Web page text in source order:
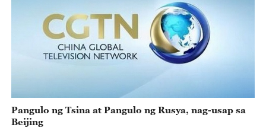
Pangulo ng Tsina at Pangulo ng Rusya, nag-usap sa
Beijing